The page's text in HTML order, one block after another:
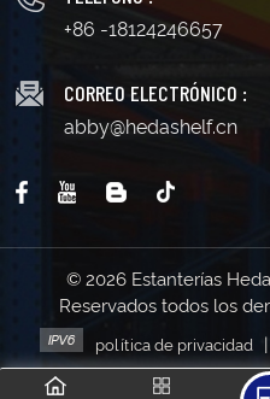
+86 -18124246657
CORREO ELECTRÓNICO :
abby@hedashelf.cn
© 2026 Estanterías
Reservados todos los
política de privacidad |